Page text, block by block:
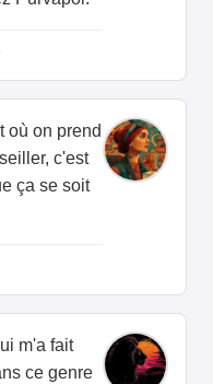
où on prend
c'est
ça se soit
m'a fait
ce genre